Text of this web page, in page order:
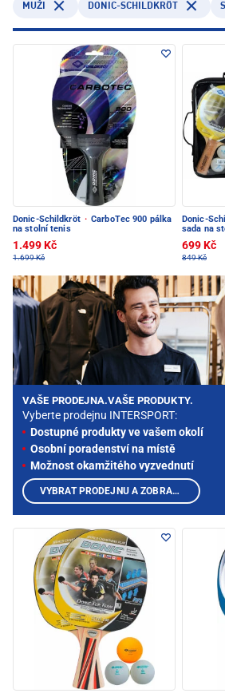
MUŽI DONIC-SCHILDKRÖT
Donic-Schildkröt · CarboTec 900 pálka
na stolní tenis
1.499 Kč
1.699 Kč
Donic-
sada na
699 Kč
849 Kč
VAŠE PRODEJNA.VAŠE PRODUKTY.
Vyberte prodejnu INTERSPORT:
Dostupné produkty ve vašem okolí
Osobní poradenství na místě
Možnost okamžitého vyzvednutí
VYBRAT PRODEJNU A ZOBRAZIT PRODUKTY